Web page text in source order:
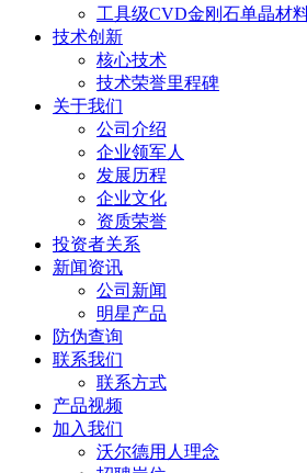
工具级CVD金刚石单晶材
技术创新
核心技术
技术荣誉里程碑
关于我们
公司介绍
企业领军人
发展历程
企业文化
资质荣誉
投资者关系
新闻资讯
公司新闻
明星产品
防伪查询
联系我们
联系方式
产品视频
加入我们
沃尔德用人理念